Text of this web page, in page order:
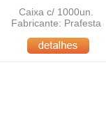
Caixa c/ 1000un.
Fabricante: Prafesta